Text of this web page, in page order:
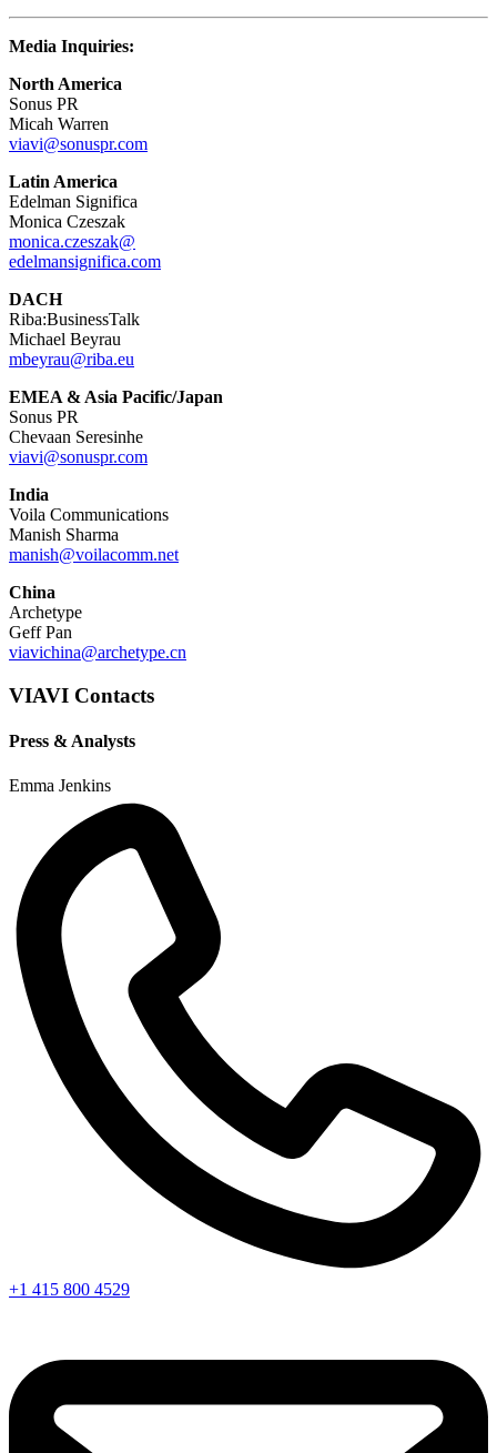
Media Inquiries:
North America
Sonus PR
Micah Warren
viavi@sonuspr.com
Latin America
Edelman Significa
Monica Czeszak
monica.czeszak@
edelmansignifica.com
DACH
Riba:BusinessTalk
Michael Beyrau
mbeyrau@riba.eu
EMEA & Asia Pacific/Japan
Sonus PR
Chevaan Seresinhe
viavi@sonuspr.com
India
Voila Communications
Manish Sharma
manish@voilacomm.net
China
Archetype
Geff Pan
viavichina@archetype.cn
VIAVI Contacts
Press & Analysts
Emma Jenkins
+1 415 800 4529